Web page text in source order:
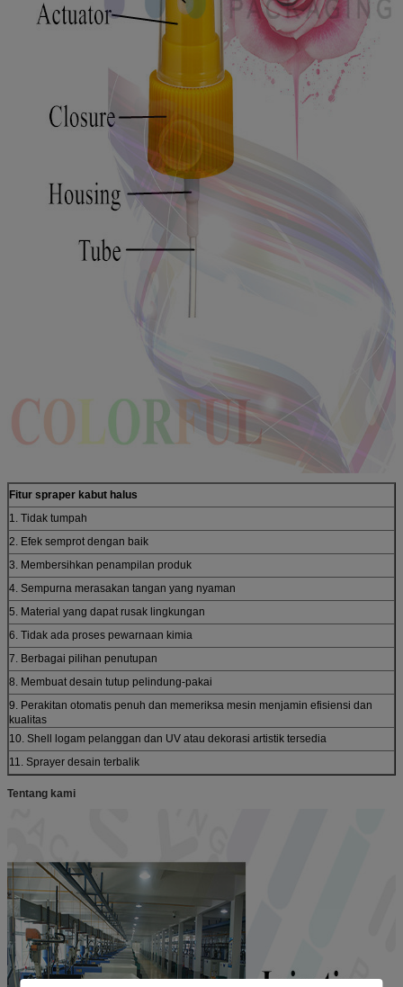
Fitur spraper kabut halus
1. Tidak tumpah
2. Efek semprot dengan baik
3. Membersihkan penampilan produk
4. Sempurna merasakan tangan yang nyaman
5. Material yang dapat rusak lingkungan
6. Tidak ada proses pewarnaan kimia
7. Berbagai pilihan penutupan
8. Membuat desain tutup pelindung-pakai
9. Perakitan otomatis penuh dan memeriksa mesin menjamin efisiensi dan
kualitas
10. Shell logam pelanggan dan UV atau dekorasi artistik tersedia
11. Sprayer desain terbalik
Tentang kami